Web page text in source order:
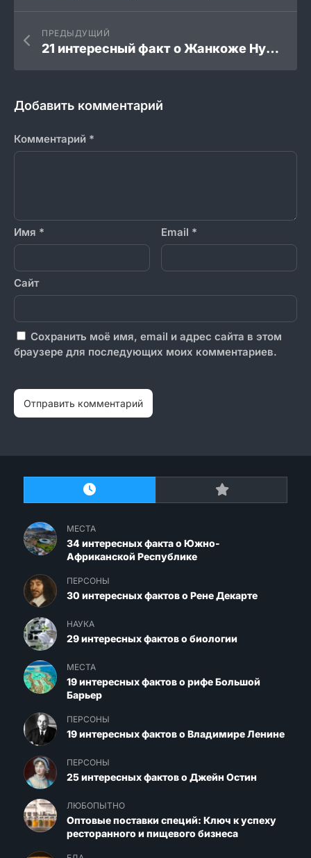
ПРЕДЫДУЩИЙ
21 интересный факт о Жанкоже Нурмухамедулы
Добавить комментарий
Комментарий *
Имя * Email *
Сайт
Сохранить моё имя, email и адрес сайта в этом
браузере для последующих моих комментариев.
МЕСТА
34 интересных факта о Южно-
Африканской Республике
ПЕРСОНЫ
30 интересных фактов о Рене Декарте
НАУКА
29 интересных фактов о биологии
МЕСТА
19 интересных фактов о рифе Большой
Барьер
ПЕРСОНЫ
19 интересных фактов о Владимире Ленине
ПЕРСОНЫ
25 интересных фактов о Джейн Остин
ЛЮБОПЫТНО
Оптовые поставки специй: Ключ к успеху
ресторанного и пищевого бизнеса